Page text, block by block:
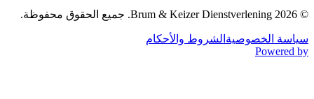
© 2026 Brum & Keizer Dienstverlening. جميع الحقوق محفوظة.
سياسة الخصوصية الشروط والأحكام
Powered by